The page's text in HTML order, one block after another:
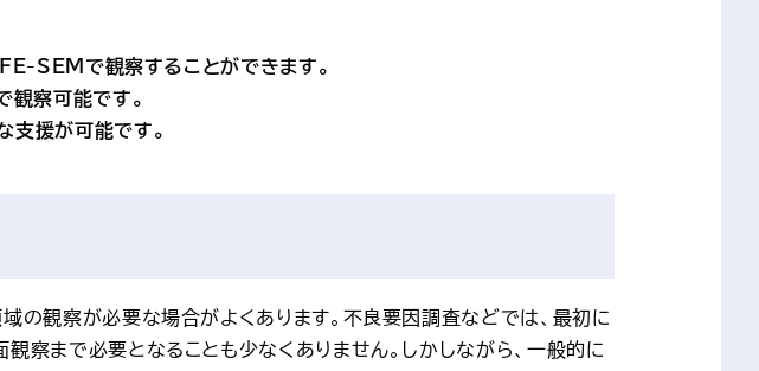
SEMで観察することができます。
察可能です。
支援が可能です。
観察が必要な場合がよくあります。不良要因調査などでは、最初に
まで必要となることも少なくありません。しかしながら、一般的に